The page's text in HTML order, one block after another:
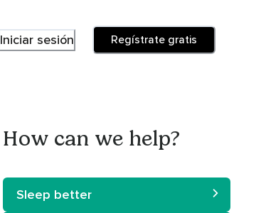
Iniciar sesión Regístrate gratis
How can we help?
Sleep better